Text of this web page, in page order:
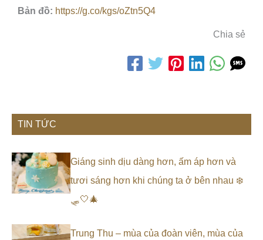
Bản đồ: https://g.co/kgs/oZtn5Q4
Chia sẻ
TIN TỨC
Giáng sinh dịu dàng hơn, ấm áp hơn và
tươi sáng hơn khi chúng ta ở bên nhau ❄️
🛷🤍🎄
Trung Thu – mùa của đoàn viên, mùa của